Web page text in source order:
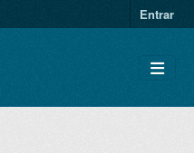
Entrar